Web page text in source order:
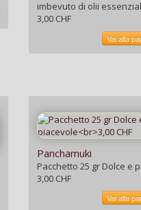
imbevuto di olii
3,00 CHF
Vai alla
Panchamuki
Pacchetto 25 gr Dolce e
3,00 CHF
Vai alla